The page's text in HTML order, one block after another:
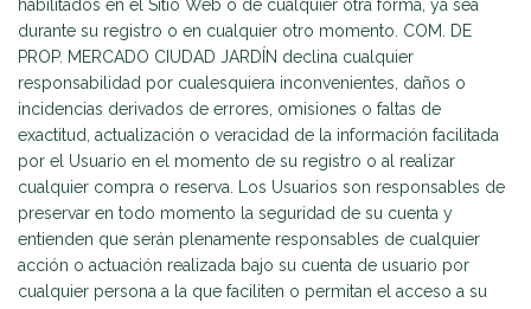
habilitados en el Sitio Web o de cualquier otra forma, ya sea
durante su registro o en cualquier otro momento. COM. DE
PROP. MERCADO CIUDAD JARDÍN declina cualquier
responsabilidad por cualesquiera inconvenientes, daños o
incidencias derivados de errores, omisiones o faltas de
exactitud, actualización o veracidad de la información facilitada
por el Usuario en el momento de su registro o al realizar
cualquier compra o reserva. Los Usuarios son responsables de
preservar en todo momento la seguridad de su cuenta y
entienden que serán plenamente responsables de cualquier
acción o actuación realizada bajo su cuenta de usuario por
cualquier persona a la que faciliten o permitan el acceso a su